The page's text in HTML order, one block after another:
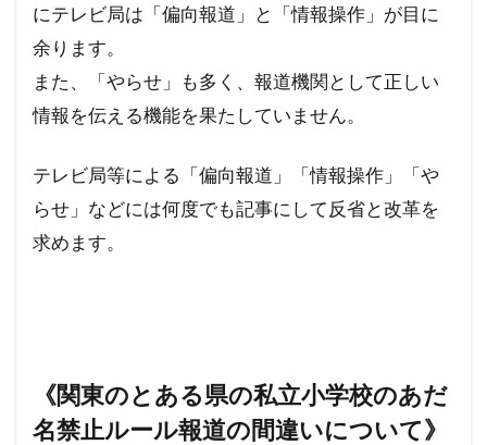
にテレビ局は「偏向報道」と「情報操作」が目に
余ります。
また、「やらせ」も多く、報道機関として正しい
情報を伝える機能を果たしていません。
テレビ局等による「偏向報道」「情報操作」「や
らせ」などには何度でも記事にして反省と改革を
求めます。
《関東のとある県の私立小学校のあだ
名禁止ルール報道の間違いについて》
レプリコンワクチン
リンカーン大統領
リテラシー
保守
努力義務 創価学会
出玉制御
冤罪
円卓会議
共産主義の戦略
共産主義
事件・事故
メディア
ミラボー
チャーチル
ニュルンベルク綱領